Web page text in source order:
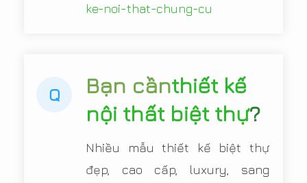
ke-noi-that-chung-cu
Q Bạn cầnthiết kế
nội thất biệt thự?
Nhiều mẫu thiết kế biệt thự
đẹp, cao cấp, luxury, sang